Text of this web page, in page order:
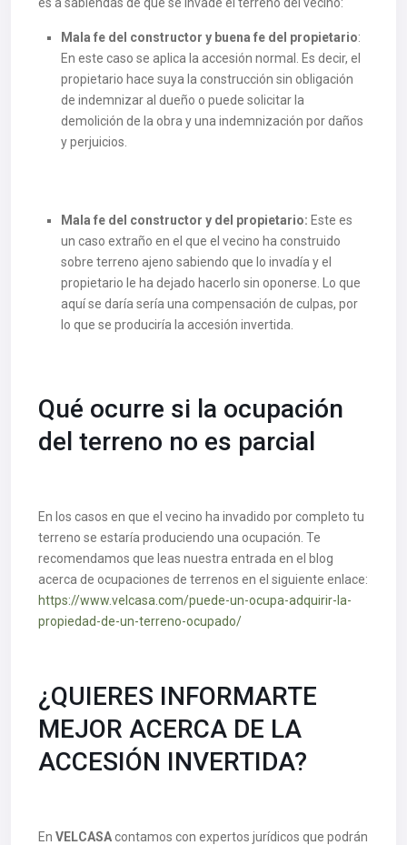
Mala fe del constructor y buena fe del propietario:
En este caso se aplica la accesión normal. Es decir, el
propietario hace suya la construcción sin obligación
de indemnizar al dueño o puede solicitar la
demolición de la obra y una indemnización por daños
y perjuicios.
Mala fe del constructor y del propietario: Este es
un caso extraño en el que el vecino ha construido
sobre terreno ajeno sabiendo que lo invadía y el
propietario le ha dejado hacerlo sin oponerse. Lo que
aquí se daría sería una compensación de culpas, por
lo que se produciría la accesión invertida.
Qué ocurre si la ocupación
del terreno no es parcial
En los casos en que el vecino ha invadido por completo tu
terreno se estaría produciendo una ocupación. Te
recomendamos que leas nuestra entrada en el blog
acerca de ocupaciones de terrenos en el siguiente enlace:
https://www.velcasa.com/puede-un-ocupa-adquirir-la-
propiedad-de-un-terreno-ocupado/
¿QUIERES INFORMARTE
MEJOR ACERCA DE LA
ACCESIÓN INVERTIDA?
En VELCASAcontamos con expertos jurídicos que podrán